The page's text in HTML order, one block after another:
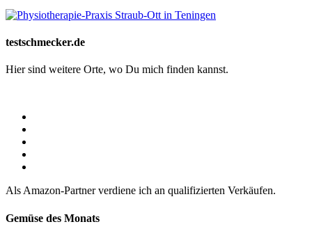
testschmecker.de
Hier sind weitere Orte, wo Du mich finden kannst.
Als Amazon-Partner verdiene ich an qualifizierten Verkäufen.
Gemüse des Monats